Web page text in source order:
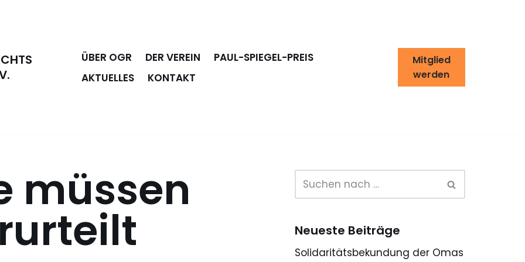
ÜBER OGR DER VEREIN
PAUL-SPIEGEL-PREIS
AKTUELLES
KONTAKT
Mitglied
werden
müssen
Neueste Beiträge
Solidaritätsbekundung der Omas